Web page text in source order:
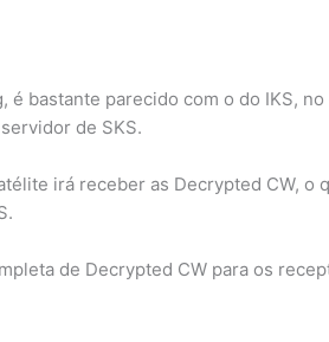
bastante parecido com o do IKS,
de SKS.
irá receber as Decrypted CW, o
de Decrypted CW para os